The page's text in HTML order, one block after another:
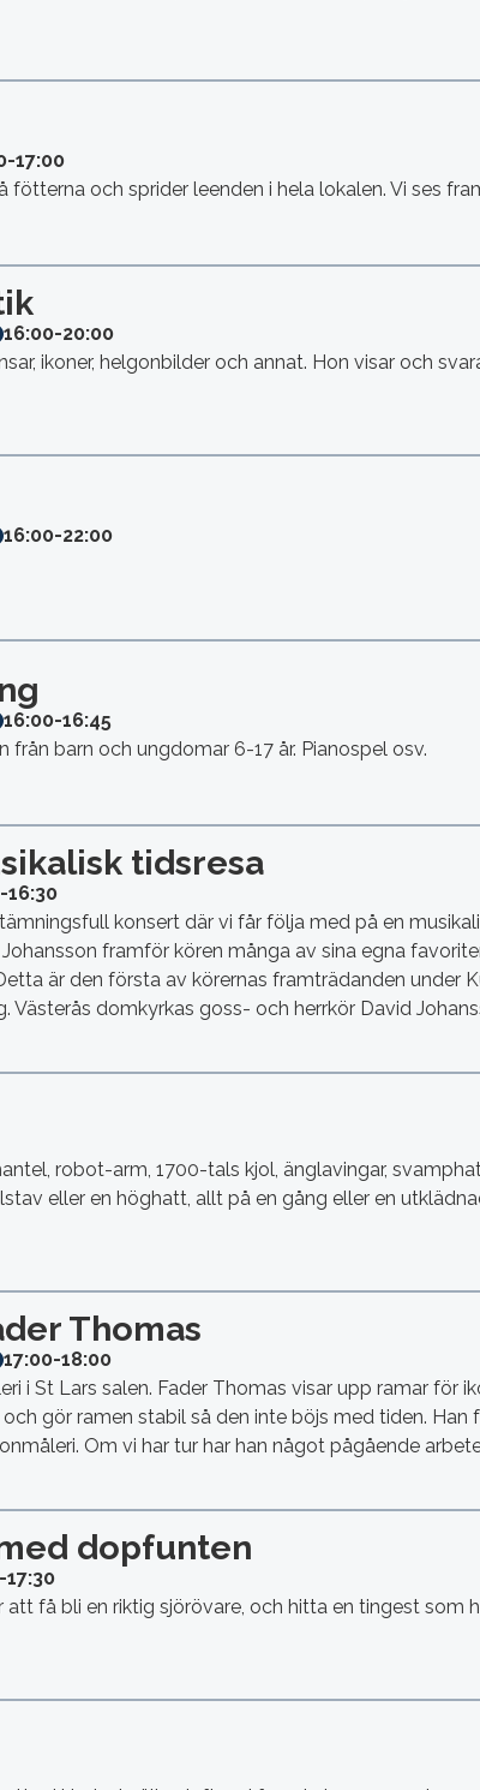
-17:00
och sprider leenden i hela lokalen. Vi ses
16:00-20:00
ikoner, helgonbilder och annat. Hon visar och
16:00-22:00
16:00-16:45
barn och ungdomar 6-17 år. Pianospel osv.
tidsresa
-16:30
konsert där vi får följa med på en
framför kören många av sina egna
är den första av körernas framträdanden under
domkyrkas goss- och herrkör David
robot-arm, 1700-tals kjol, änglavingar,
eller en höghatt, allt på en gång eller en
Thomas
17:00-18:00
i St Lars salen. Fader Thomas visar upp ramar för
gör ramen stabil så den inte böjs med tiden. Han
Om vi har tur har han något pågående
dopfunten
-17:30
få bli en riktig sjörövare, och hitta en tingest som